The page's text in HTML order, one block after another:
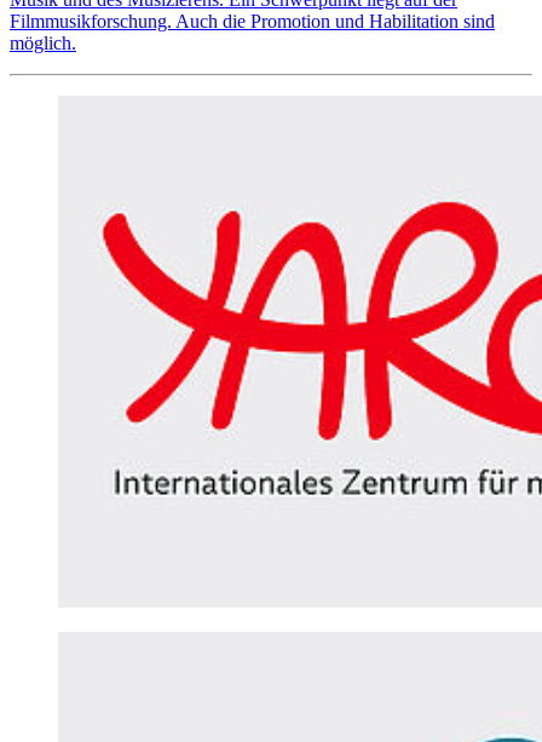
Filmmusikforschung. Auch die Promotion und Habilitation sind
möglich.